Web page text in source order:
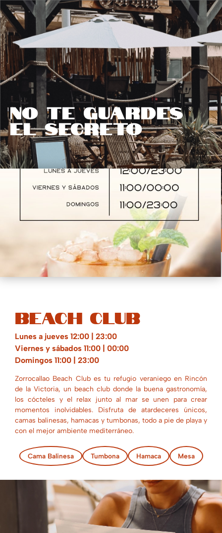
No te guardes
el secreto
English Español
BEACH CLUB
Lunes a jueves 12:00 | 23:00
Viernes y sábados 11:00 | 00:00
Domingos 11:00 | 23:00
Zorrocallao Beach Club es tu refugio veraniego en Rincón
de la Victoria, un beach club donde la buena gastronomía,
los cócteles y el relax junto al mar se unen para crear
momentos inolvidables. Disfruta de atardeceres únicos,
camas balinesas, hamacas y tumbonas, todo a pie de playa y
con el mejor ambiente mediterráneo.
Cama Balinesa Tumbona Hamaca Mesa